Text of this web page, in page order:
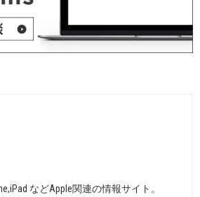
などApple関連の情報サイト。